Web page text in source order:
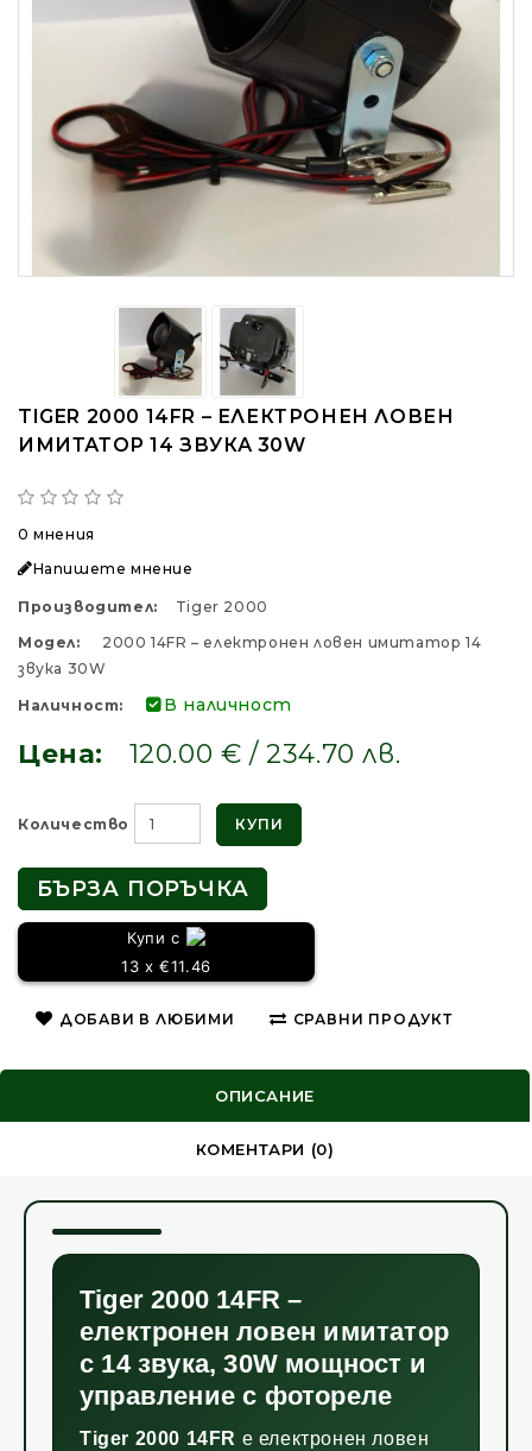
TIGER 2000 14FR – ЕЛЕКТРОНЕН ЛОВЕН
ИМИТАТОР 14 ЗВУКА 30W
0 мнения
Напишете мнение
Производител:
Tiger 2000
Модел:
2000 14FR – електронен ловен имитатор 14
звука 30W
Наличност: В наличност
Цена: 120.00 € / 234.70 лв.
Количество КУПИ
БЪРЗА ПОРЪЧКА
Купи с
13 x €11.46
ДОБАВИ В ЛЮБИМИ СРАВНИ ПРОДУКТ
ОПИСАНИЕ
КОМЕНТАРИ (0)
Tiger 2000 14FR –
електронен ловен имитатор
с 14 звука, 30W мощност и
управление с фотореле
Tiger 2000 14FR е електронен ловен